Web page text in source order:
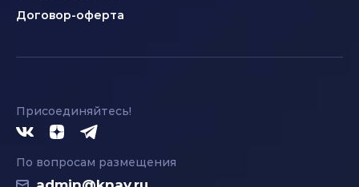
Договор-оферта
Присоединяйтесь!
По вопросам размещения